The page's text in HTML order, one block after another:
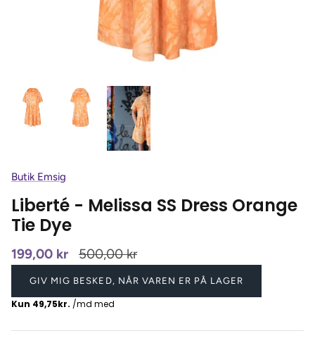
Butik Emsig
Liberté - Melissa SS Dress Orange
Tie Dye
199,00 kr 500,00 kr
GIV MIG BESKED, NÅR VAREN ER PÅ LAGER